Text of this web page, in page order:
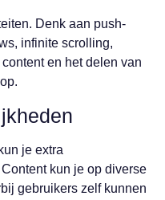
Denk aan push-
infinite scrolling,
en het delen van
je extra
kun je op diverse
gebruikers zelf kunnen